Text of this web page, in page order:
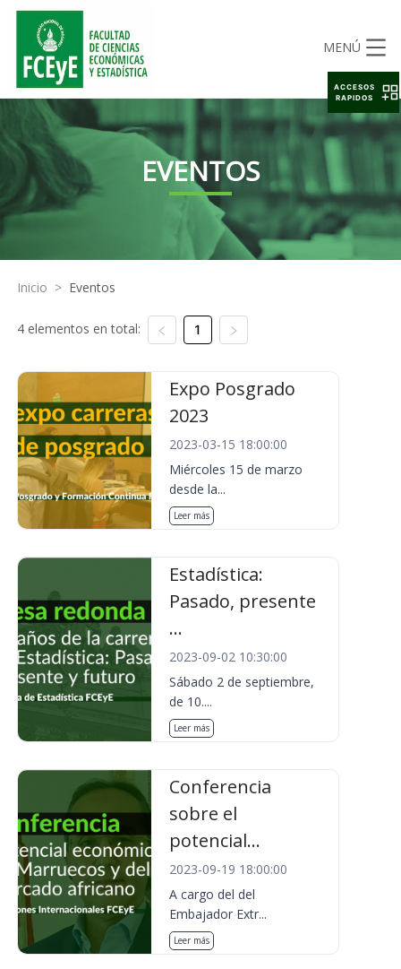
MENÚ
EVENTOS
Inicio > Eventos
4 elementos en total: 1
Expo Posgrado
2023
2023-03-15 18:00:00
Miércoles 15 de marzo
desde la...
Leer más
Estadística:
Pasado, presente
...
2023-09-02 10:30:00
Sábado 2 de septiembre,
de 10....
Leer más
Conferencia
sobre el
potencial...
2023-09-19 18:00:00
A cargo del del
Embajador Extr...
Leer más
ACCESOS
RAPIDOS